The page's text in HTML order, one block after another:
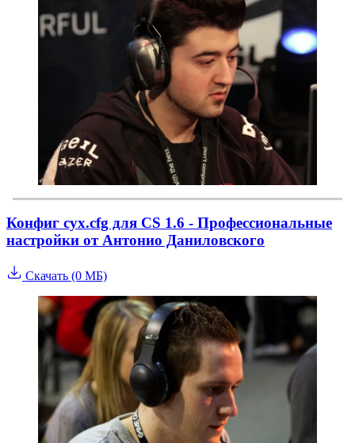
Конфиг cyx.cfg для CS 1.6 - Профессиональные
настройки от Антонио Даниловского
Скачать (0 МБ)